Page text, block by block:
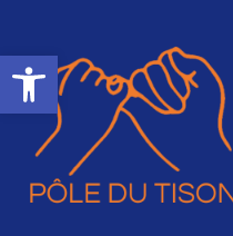
Ouvrir la barre d’outils